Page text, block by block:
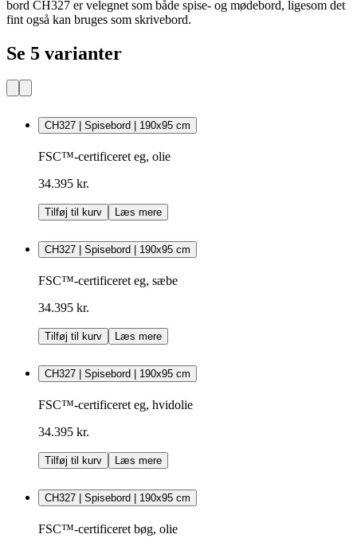
bord CH327 er velegnet som både spise- og mødebord, ligesom det
fint også kan bruges som skrivebord.
Se 5 varianter
CH327 | Spisebord | 190x95 cm
FSC™-certificeret eg, olie
34.395 kr.
Tilføj til kurv Læs mere
CH327 | Spisebord | 190x95 cm
FSC™-certificeret eg, sæbe
34.395 kr.
Tilføj til kurv Læs mere
CH327 | Spisebord | 190x95 cm
FSC™-certificeret eg, hvidolie
34.395 kr.
Tilføj til kurv Læs mere
CH327 | Spisebord | 190x95 cm
FSC™-certificeret bøg, olie